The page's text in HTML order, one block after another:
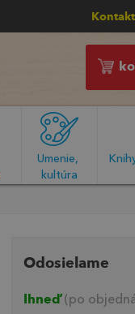
Umenie,
kultúra
Odosielame
Ihneď(po